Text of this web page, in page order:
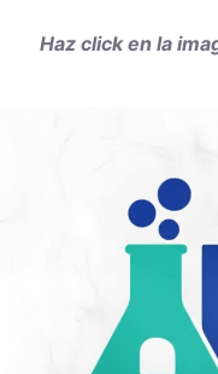
Haz click en la